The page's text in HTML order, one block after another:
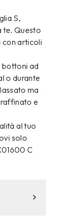
S,
te. Questo
con articoli
bottoni ad
o durante
ma
e
al tuo
solo
C